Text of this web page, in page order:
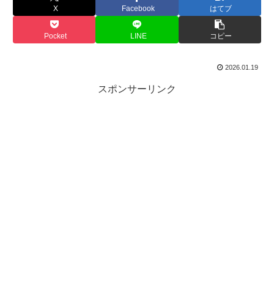
X Facebook はてブ
Pocket LINE コピー
2026.01.19
スポンサーリンク